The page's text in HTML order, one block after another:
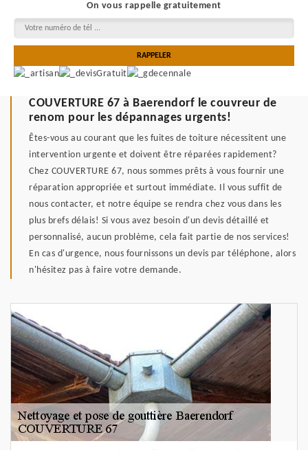
On vous rappelle gratuitement
COUVERTURE 67 à Baerendorf le couvreur de
renom pour les dépannages urgents!
Êtes-vous au courant que les fuites de toiture nécessitent une
intervention urgente et doivent être réparées rapidement?
Chez COUVERTURE 67, nous sommes prêts à vous fournir une
réparation appropriée et surtout immédiate. Il vous suffit de
nous contacter, et notre équipe se rendra chez vous dans les
plus brefs délais! Si vous avez besoin d'un devis détaillé et
personnalisé, aucun problème, cela fait partie de nos services!
En cas d'urgence, nous fournissons un devis par téléphone, alors
n'hésitez pas à faire votre demande.